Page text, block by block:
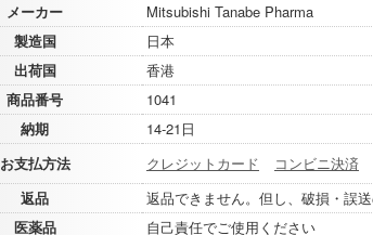
メーカー
Mitsubishi Tanabe Pharma
製造国
日本
出荷国
香港
商品番号
1041
納期
14-21日
お支払方法
クレジットカード コンビニ決済
返品
返品できません。但し、破損・誤
医薬品
自己責任でご使用ください